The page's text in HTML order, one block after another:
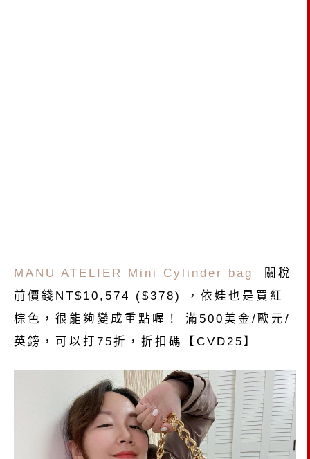
MANU ATELIER Mini Cylinder bag
關稅
前價錢NT$10,574 ($378) ，依娃也是買紅
棕色，很能夠變成重點喔！ 滿500美金/歐元/
英鎊，可以打75折，折扣碼【CVD25】